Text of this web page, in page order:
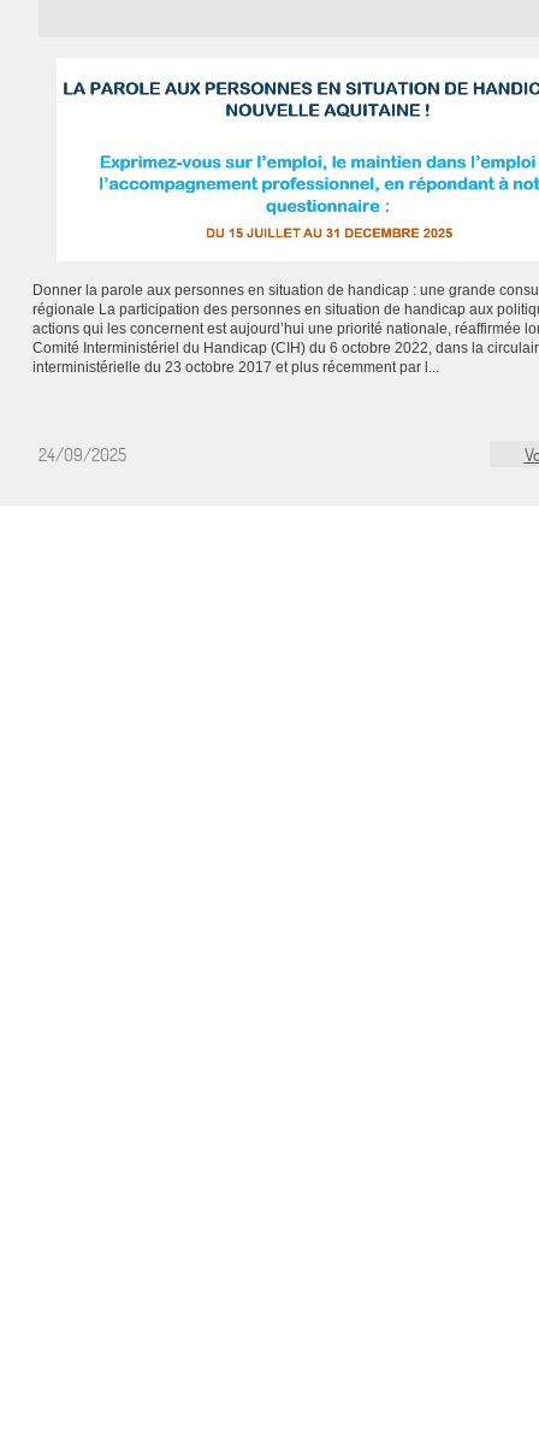
Donner la parole aux personnes en situation de handicap : une grande
régionale La participation des personnes en situation de handicap aux
actions qui les concernent est aujourd’hui une priorité nationale, réaffirmée
Comité Interministériel du Handicap (CIH) du 6 octobre 2022, dans la
interministérielle du 23 octobre 2017 et plus récemment par l...
24/09/2025